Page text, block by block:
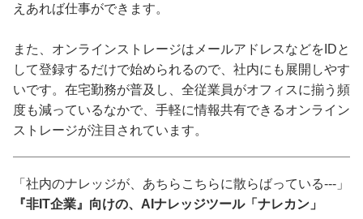
えあれば仕事ができます。
また、オンラインストレージはメールアドレスなどをIDと
して登録するだけで始められるので、社内にも展開しやす
いです。在宅勤務が普及し、全従業員がオフィスに揃う頻
度も減っているなかで、手軽に情報共有できるオンライン
ストレージが注目されています。
「社内のナレッジが、あちらこちらに散らばっている---」
『非IT企業』向けの、AIナレッジツール「ナレカン」